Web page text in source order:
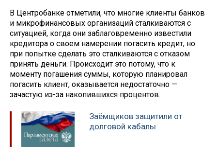
В Центробанке отметили, что многие клиенты банков
и микрофинансовых организаций сталкиваются с
ситуацией, когда они заблаговременно известили
кредитора о своем намерении погасить кредит, но
при попытке сделать это сталкиваются с отказом
принять деньги. Происходит это потому, что к
моменту погашения суммы, которую планировал
погасить клиент, оказывается недостаточно —
зачастую из-за накопившихся процентов.
Заёмщиков защитили от
долговой кабалы